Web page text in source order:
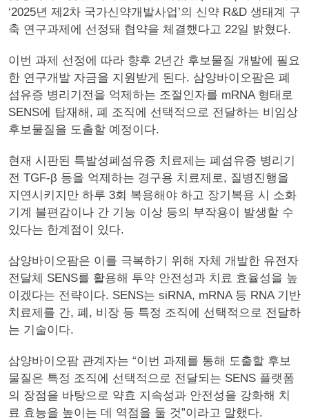
‘2025년 제2차 국가신약개발사업’의 신약 R&D 생태계 구
축 연구과제에 선정돼 협약을 체결했다고 22일 밝혔다.
이번 과제 선정에 따라 향후 2년간 후보물질 개발에 필요
한 연구개발 자금을 지원받게 된다. 삼양바이오팜은 폐
섬유증 병리기전을 억제하는 조절인자를 mRNA 형태로
SENS에 탑재해, 폐 조직에 선택적으로 전달하는 비임상
후보물질을 도출할 예정이다.
현재 시판된 특발성폐섬유증 치료제는 폐섬유증 병리기
전 TGF-β 등을 억제하는 경구용 치료제로, 질병진행을
지연시키지만 하루 3회 복용해야 하고 장기복용 시 소화
기계 불편감이나 간 기능 이상 등의 부작용이 발생할 수
있다는 한계점이 있다.
삼양바이오팜은 이를 극복하기 위해 자체 개발한 유전자
전달체 SENS를 활용해 투약 안전성과 치료 효율성을 높
이겠다는 전략이다. SENS는 siRNA, mRNA 등 RNA 기반
치료제를 간, 폐, 비장 등 특정 조직에 선택적으로 전달하
는 기술이다.
삼양바이오팜 관계자는 “이번 과제를 통해 도출할 후보
물질은 특정 조직에 선택적으로 전달되는 SENS 플랫폼
의 장점을 바탕으로 약효 지속성과 안전성을 강화해 치
료 효능을 높이는 데 역점을 둘 것”이라고 말했다.